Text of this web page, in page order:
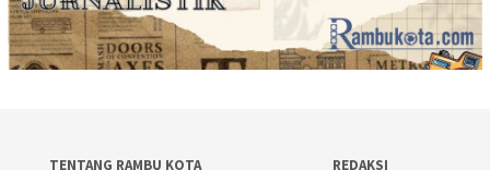
TENTANG RAMBU KOTA REDAKSI